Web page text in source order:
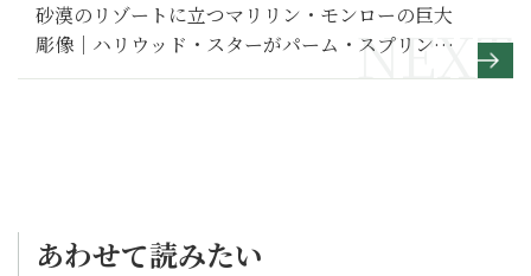
砂漠のリゾートに立つマリリン・モンローの巨大
彫像｜ハリウッド・スターがパーム・スプリング
スに引き寄せられた理由
あわせて読みたい